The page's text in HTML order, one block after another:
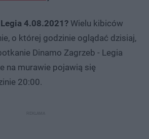
4.08.2021? Wielu kibiców
o której godzinie oglądać dzisiaj,
Dinamo Zagrzeb - Legia
na murawie pojawią się
20:00.